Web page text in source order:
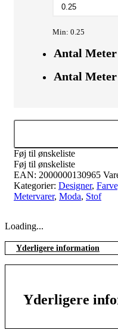
Min: 0.25
Antal
Antal
Føj til ønskeliste
Føj til ønskeliste
EAN: 2000000130965
Kategorier: Designer,
Metervarer, Moda, Stof
Loading...
Yderligere information
Yderligere